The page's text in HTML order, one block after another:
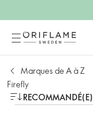
Marques de A à Z
Firefly
RECOMMANDÉ(E)